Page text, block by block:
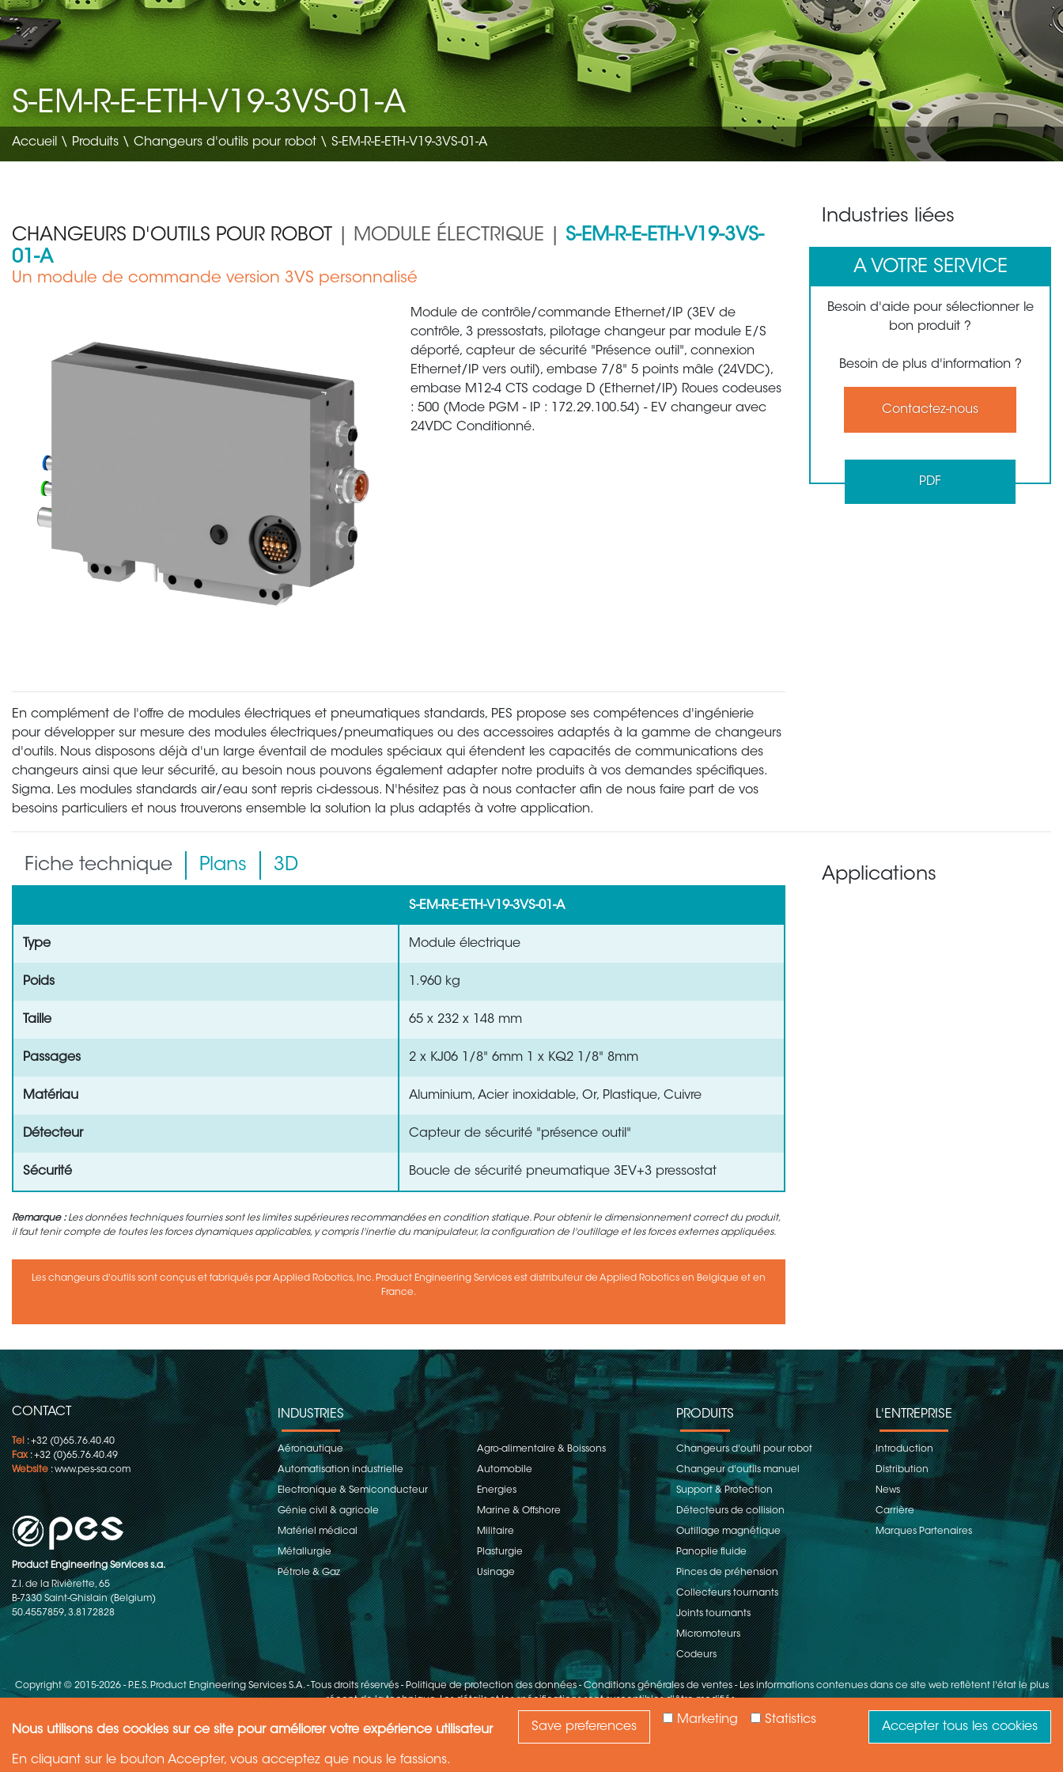
Nous utilisons des cookies sur ce site pour améliorer votre expérience utilisateur
En cliquant sur le bouton Accepter, vous acceptez que nous le fassions.
Statistics
Marketing
Save preferences Accepter tous les cookies
S-EM-R-E-ETH-V19-3VS-01-A
Accueil \ Produits \ Changeurs d'outils pour robot \ S-EM-R-E-ETH-V19-3VS-01-A
CHANGEURS D'OUTILS POUR ROBOT | MODULE ÉLECTRIQUE | S-EM-R-E-ETH-V19-3VS-
01-A
Un module de commande version 3VS personnalisé
Module de contrôle/commande Ethernet/IP (3EV de
contrôle, 3 pressostats, pilotage changeur par module E/S
déporté, capteur de sécurité "Présence outil", connexion
Ethernet/IP vers outil), embase 7/8" 5 points mâle (24VDC),
embase M12-4 CTS codage D (Ethernet/IP) Roues codeuses
: 500 (Mode PGM - IP : 172.29.100.54) - EV changeur avec
24VDC Conditionné.
En complément de l'offre de modules électriques et pneumatiques standards, PES propose ses compétences d'ingénierie
pour développer sur mesure des modules électriques/pneumatiques ou des accessoires adaptés à la gamme de changeurs
d'outils. Nous disposons déjà d'un large éventail de modules spéciaux qui étendent les capacités de communications des
changeurs ainsi que leur sécurité, au besoin nous pouvons également adapter notre produits à vos demandes spécifiques.
Sigma. Les modules standards air/eau sont repris ci-dessous. N'hésitez pas à nous contacter afin de nous faire part de vos
besoins particuliers et nous trouverons ensemble la solution la plus adaptés à votre application.
Industries liées
A VOTRE SERVICE
Besoin d'aide pour sélectionner le
bon produit ?
Besoin de plus d'information ?
Contactez-nous
PDF
Fiche technique Plans 3D
S-EM-R-E-ETH-V19-3VS-01-A
Type Module électrique
Poids 1.960 kg
Taille 65 x 232 x 148 mm
Passages 2 x KJ06 1/8" 6mm 1 x KQ2 1/8" 8mm
Matériau Aluminium, Acier inoxidable, Or, Plastique, Cuivre
Détecteur Capteur de sécurité "présence outil"
Sécurité Boucle de sécurité pneumatique 3EV+3 pressostat
Remarque :Les données techniques fournies sont les limites supérieures recommandées en condition statique. Pour obtenir le dimensionnement correct du produit,
il faut tenir compte de toutes les forces dynamiques applicables, y compris l'inertie du manipulateur, la configuration de l'outillage et les forces externes appliquées.
Les changeurs d'outils sont conçus et fabriqués par Applied Robotics, Inc. Product Engineering Services est distributeur de Applied Robotics en Belgique et en
France.
Applications
CONTACT
Tel: +32 (0)65.76.40.40
Fax: +32 (0)65.76.40.49
Website:www.pes-sa.com
Product Engineering Services s.a.
Z.I. de la Rivièrette, 65
B-7330 Saint-Ghislain (Belgium)
50.4557859, 3.8172828
INDUSTRIES
Aéronautique Agro-alimentaire & Boissons
Automatisation industrielle Automobile
Electronique & Semiconducteur Energies
Génie civil & agricole Marine & Offshore
Matériel médical Militaire
Métallurgie Plasturgie
Pétrole & Gaz Usinage
PRODUITS
Changeurs d'outil pour robot
Changeur d'outils manuel
Support & Protection
Détecteurs de collision
Outillage magnétique
Panoplie fluide
Pinces de préhension
Collecteurs tournants
Joints tournants
Micromoteurs
Codeurs
L'ENTREPRISE
Introduction
Distribution
News
Carrière
Marques Partenaires
Copyright © 2015-2026 - P.E.S. Product Engineering Services S.A. - Tous droits réservés-Politique de protection des données -Conditions générales de ventes -Les informations contenues dans ce site web reflètent l'état le plus
récent de la technique. Les détails et les spécifications sont susceptibles d'être modifiés.
Need Help ?